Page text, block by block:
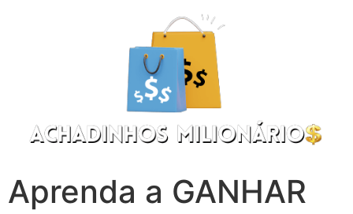
Aprenda a GANHAR